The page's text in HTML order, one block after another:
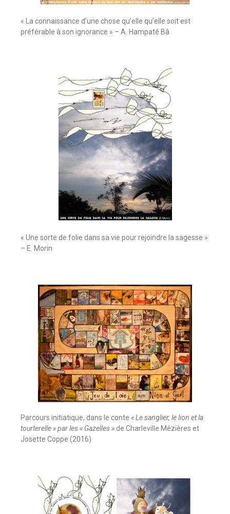
« La connaissance d’une chose qu’elle qu’elle soit est
préférable à son ignorance » – A. Hampaté Bâ
« Une sorte de folie dans sa vie pour rejoindre la sagesse »
– E. Morin
Parcours initiatique, dans le conte « Le sanglier, le lion et la
tourterelle » par les « Gazelles » de Charleville Mézières et
Josette Coppe (2016)